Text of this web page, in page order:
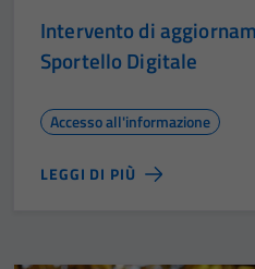
Intervento di
Sportello Digitale
Accesso all'informazione
LEGGI DI PIÙ